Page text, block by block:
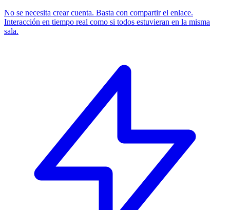
No se necesita crear cuenta. Basta con compartir el enlace.
Interacción en tiempo real como si todos estuvieran en la misma
sala.